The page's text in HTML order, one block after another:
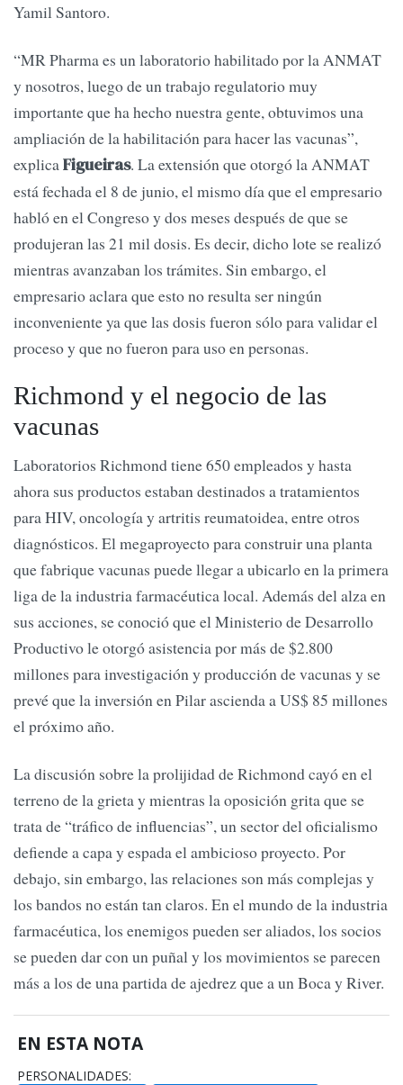
Yamil Santoro.
“MR Pharma es un laboratorio habilitado por la ANMAT
y nosotros, luego de un trabajo regulatorio muy
importante que ha hecho nuestra gente, obtuvimos una
ampliación de la habilitación para hacer las vacunas”,
explicaFigueiras. La extensión que otorgó la ANMAT
está fechada el 8 de junio, el mismo día que el empresario
habló en el Congreso y dos meses después de que se
produjeran las 21 mil dosis. Es decir, dicho lote se realizó
mientras avanzaban los trámites. Sin embargo, el
empresario aclara que esto no resulta ser ningún
inconveniente ya que las dosis fueron sólo para validar el
proceso y que no fueron para uso en personas.
Richmond y el negocio de las
vacunas
Laboratorios Richmond tiene 650 empleados y hasta
ahora sus productos estaban destinados a tratamientos
para HIV, oncología y artritis reumatoidea, entre otros
diagnósticos. El megaproyecto para construir una planta
que fabrique vacunas puede llegar a ubicarlo en la primera
liga de la industria farmacéutica local. Además del alza en
sus acciones, se conoció que el Ministerio de Desarrollo
Productivo le otorgó asistencia por más de $2.800
millones para investigación y producción de vacunas y se
prevé que la inversión en Pilar ascienda a US$ 85 millones
el próximo año.
La discusión sobre la prolijidad de Richmond cayó en el
terreno de la grieta y mientras la oposición grita que se
trata de “tráfico de influencias”, un sector del oficialismo
defiende a capa y espada el ambicioso proyecto. Por
debajo, sin embargo, las relaciones son más complejas y
los bandos no están tan claros. En el mundo de la industria
farmacéutica, los enemigos pueden ser aliados, los socios
se pueden dar con un puñal y los movimientos se parecen
más a los de una partida de ajedrez que a un Boca y River.
EN ESTA NOTA
PERSONALIDADES: